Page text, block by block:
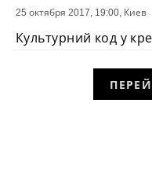
СОБЫТИЕ
25 октября 2017, 19:00, Киев
Культурний код у